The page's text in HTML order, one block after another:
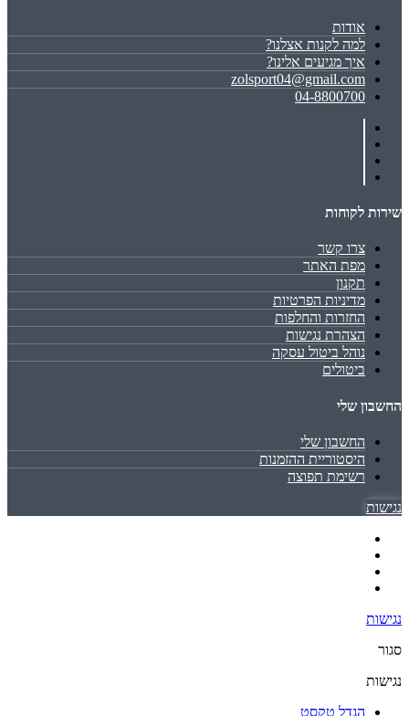
אודות
למה לקנות אצלנו?
איך מגיעים אלינו?
zolsport04@gmail.com
04-8800700
שירות לקוחות
צרו קשר
מפת האתר
תקנון
מדיניות הפרטיות
החזרות והחלפות
הצהרת נגישות
נוהל ביטול עסקה
ביטולים
החשבון שלי
החשבון שלי
היסטוריית ההזמנות
רשימת תפוצה
נגישות
נגישות
סגור
נגישות
הגדל טקסט